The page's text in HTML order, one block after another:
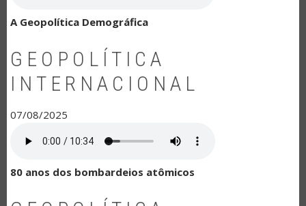
A Geopolítica Demográfica
GEOPOLÍTICA
INTERNACIONAL
07/08/2025
80 anos dos bombardeios atômicos